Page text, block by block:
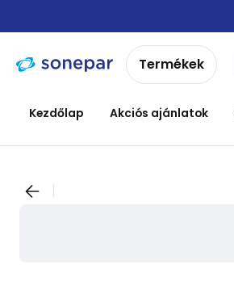
navigációhoztartalomra
Termékek
Kezdőlap Akciós ajánlatok